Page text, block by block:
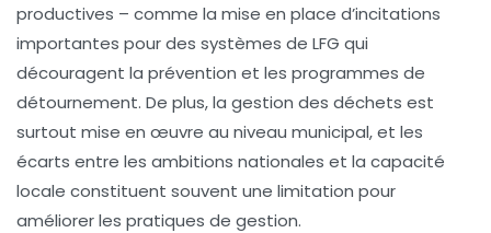
productives – comme la mise en place d’incitations
importantes pour des systèmes de LFG qui
découragent la prévention et les programmes de
détournement. De plus, la gestion des déchets est
surtout mise en œuvre au niveau municipal, et les
écarts entre les ambitions nationales et la capacité
locale constituent souvent une limitation pour
améliorer les pratiques de gestion.